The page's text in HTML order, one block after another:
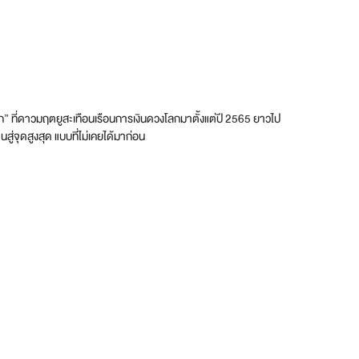
าวมฤตยูสะเทือนเรือนการเงินดวงโลกมาตั้งแต่ปี 2565 ยาวไป
จุดสูงสุด แบบที่ไม่เคยได้มาก่อน